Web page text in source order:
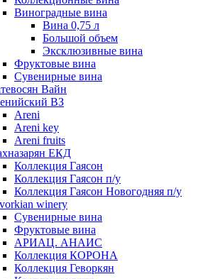
Виноградные вина
Вина 0,75 л
Большой объем
Эксклюзивные вина
Фруктовые вина
Cувенирные вина
Вайн
ВЗ
Areni
Areni key
Areni fruits
ЕКД
Коллекция Гаясон
Коллекция Гаясон п/у
Коллекция Гаясон Новогодняя п/у
winery
Сувенирные вина
Фруктовые вина
АРИАЦ. АНАИС
Коллекция КОРОНА
Коллекция Геворкян